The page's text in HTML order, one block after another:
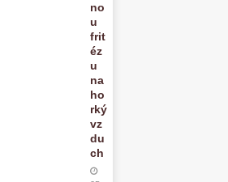
no
u
frit
éz
u
na
ho
rký
vz
du
ch